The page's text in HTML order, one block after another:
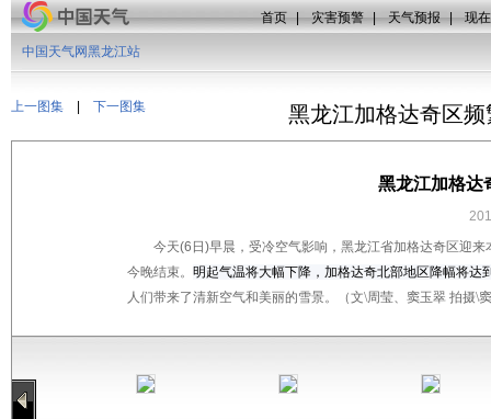
首页 | 灾害预警 | 天气预报 | 现
上一图集 下一图集
中国天气网黑龙江站
黑龙江加格达奇区
黑龙江加格达
今天(6 日 )早晨，受冷空气影响，黑龙江省加格达奇区迎
今晚结束。 明起气温将大幅下降，加格达奇北部地区降幅将达
人们带来了清新空气和美丽的雪景。（文\周莹、窦玉翠 拍摄\